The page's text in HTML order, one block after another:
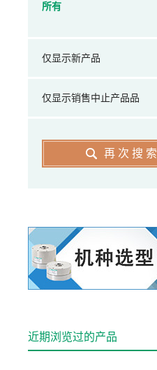
所有
仅显示新产品
仅显示销售中止产品品
再次搜索
近期浏览过的产品